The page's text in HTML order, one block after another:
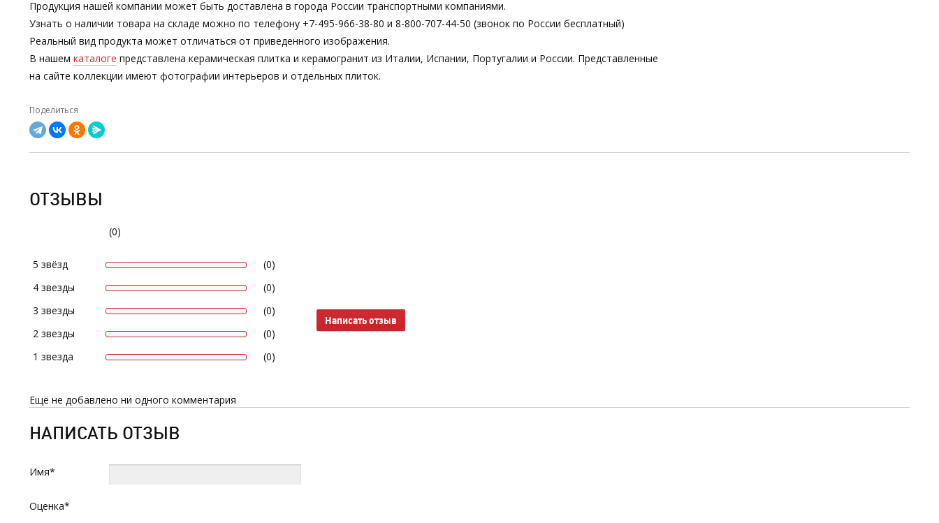
Продукция нашей компании может быть доставлена в города России транспортными компаниями.
Узнать о наличии товара на складе можно по телефону +7-495-966-38-80 и 8-800-707-44-50 (звонок по России бесплатный)
Реальный вид продукта может отличаться от приведенного изображения.
В нашем каталоге представлена керамическая плитка и керамогранит из Италии, Испании, Португалии и России. Представленные
на сайте коллекции имеют фотографии интерьеров и отдельных плиток.
Поделиться
ОТЗЫВЫ
(0)
5 звёзд
(0)
4 звезды
(0)
3 звезды
(0)
2 звезды
(0)
1 звезда
(0)
Написать отзыв
Ещё не добавлено ни одного комментария
НАПИСАТЬ ОТЗЫВ
Имя*
Оценка*